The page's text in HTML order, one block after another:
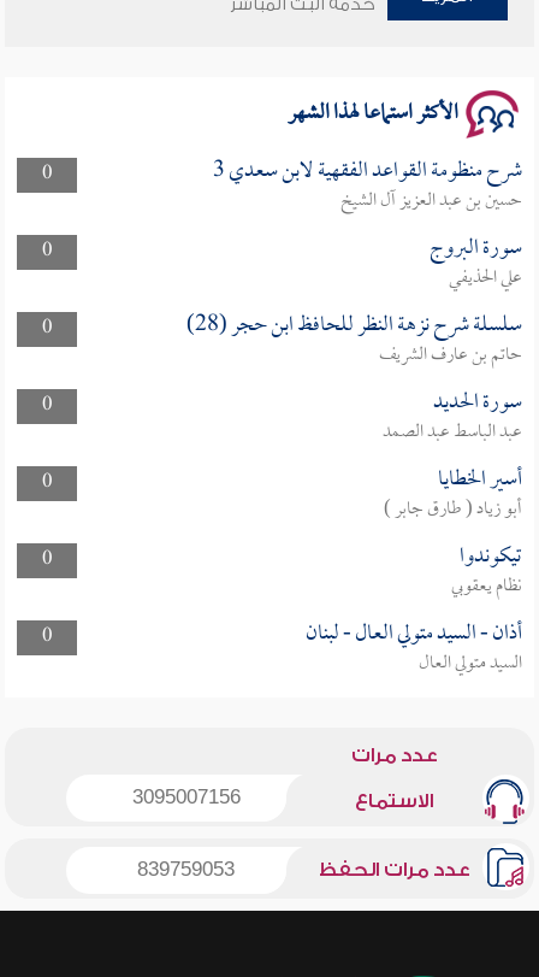
خدمة البث المباشر
الأكثر استماعا لهذا الشهر
0 شرح منظومة القواعد الفقهية لابن سعدي 3
حسين بن عبد العزيز آل الشيخ
0
سورة البروج
علي الحذيفي
0
سلسلة شرح نزهة النظر للحافظ ابن حجر (28)
حاتم بن عارف الشريف
0
سورة الحديد
عبد الباسط عبد الصمد
0
أسير الخطايا
أبو زياد ( طارق جابر )
0
تيكوندوا
نظام يعقوبي
0
أذان - السيد متولي العال - لبنان
السيد متولي العال
عدد مرات
الاستماع 3095007156
عدد مرات الحفظ 839759053